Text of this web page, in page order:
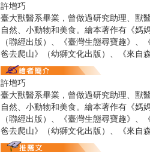
許增巧
臺大獸醫系畢業，曾做過研究助理、獸
自然、小動物和美食。繪本著作有《媽
（聯經出版）、《臺灣生態尋寶趣》
爸去爬山》（幼獅文化出版）、《來自
許增巧
臺大獸醫系畢業，曾做過研究助理、獸
自然、小動物和美食。繪本著作有《媽
（聯經出版）、《臺灣生態尋寶趣》
爸去爬山》（幼獅文化出版）、《來自